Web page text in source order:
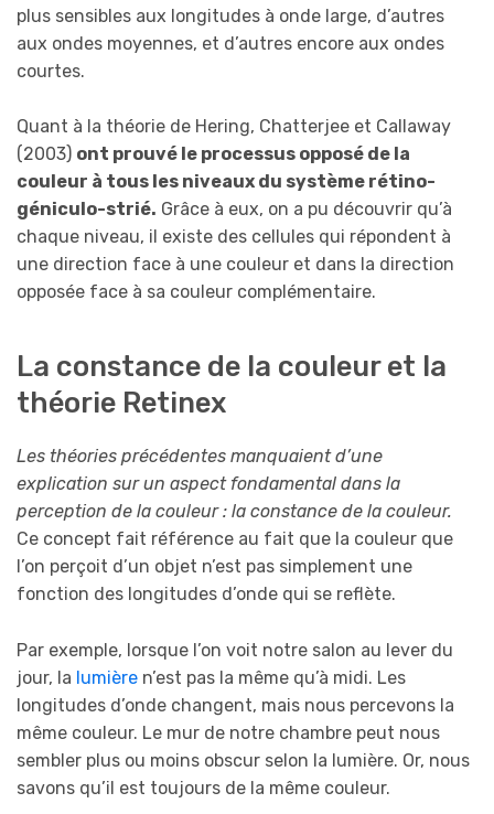
plus sensibles aux longitudes à onde large, d’autres
aux ondes moyennes, et d’autres encore aux ondes
courtes.
Quant à la théorie de Hering, Chatterjee et Callaway
(2003) ont prouvé le processus opposé de la
couleur à tous les niveaux du système rétino-
géniculo-strié. Grâce à eux, on a pu découvrir qu’à
chaque niveau, il existe des cellules qui répondent à
une direction face à une couleur et dans la direction
opposée face à sa couleur complémentaire.
La constance de la couleur et la
théorie Retinex
Les théories précédentes manquaient d’une
explication sur un aspect fondamental dans la
perception de la couleur : la constance de la couleur.
Ce concept fait référence au fait que la couleur que
l’on perçoit d’un objet n’est pas simplement une
fonction des longitudes d’onde qui se reflète.
Par exemple, lorsque l’on voit notre salon au lever du
jour, la lumière n’est pas la même qu’à midi. Les
longitudes d’onde changent, mais nous percevons la
même couleur. Le mur de notre chambre peut nous
sembler plus ou moins obscur selon la lumière. Or, nous
savons qu’il est toujours de la même couleur.